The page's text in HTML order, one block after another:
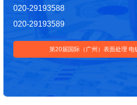
020-29193588
020-29193589
第20届国际（广州）表面处理 电